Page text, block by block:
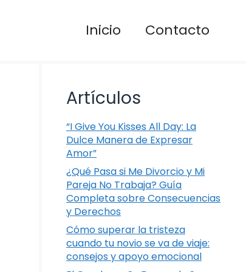
Inicio Contacto
Artículos
“I Give You Kisses All Day: La
Dulce Manera de Expresar
Amor”
¿Qué Pasa si Me Divorcio y Mi
Pareja No Trabaja? Guía
Completa sobre Consecuencias
y Derechos
Cómo superar la tristeza
cuando tu novio se va de viaje:
consejos y apoyo emocional